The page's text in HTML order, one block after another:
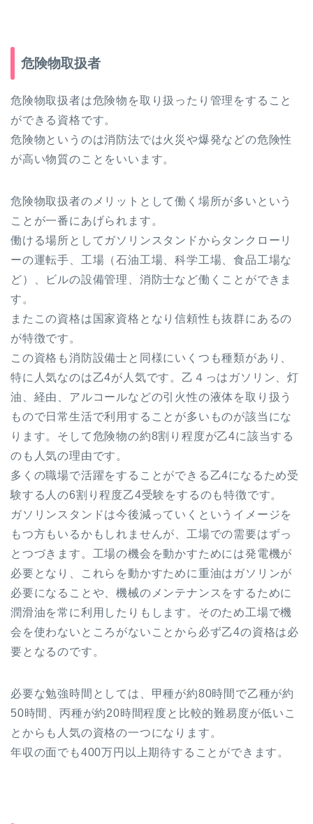
危険物取扱者
危険物取扱者は危険物を取り扱ったり管理をすること
ができる資格です。
危険物というのは消防法では火災や爆発などの危険性
が高い物質のことをいいます。
危険物取扱者のメリットとして働く場所が多いという
ことが一番にあげられます。
働ける場所としてガソリンスタンドからタンクローリ
ーの運転手、工場（石油工場、科学工場、食品工場な
ど）、ビルの設備管理、消防士など働くことができま
す。
またこの資格は国家資格となり信頼性も抜群にあるの
が特徴です。
この資格も消防設備士と同様にいくつも種類があり、
特に人気なのは乙4が人気です。乙４っはガソリン、灯
油、経由、アルコールなどの引火性の液体を取り扱う
もので日常生活で利用することが多いものが該当にな
ります。そして危険物の約8割り程度が乙4に該当する
のも人気の理由です。
多くの職場で活躍をすることができる乙4になるため受
験する人の6割り程度乙4受験をするのも特徴です。
ガソリンスタンドは今後減っていくというイメージを
もつ方もいるかもしれませんが、工場での需要はずっ
とつづきます。工場の機会を動かすためには発電機が
必要となり、これらを動かすために重油はガソリンが
必要になることや、機械のメンテナンスをするために
潤滑油を常に利用したりもします。そのため工場で機
会を使わないところがないことから必ず乙4の資格は必
要となるのです。
必要な勉強時間としては、甲種が約80時間で乙種が約
50時間、丙種が約20時間程度と比較的難易度が低いこ
とからも人気の資格の一つになります。
年収の面でも400万円以上期待することができます。